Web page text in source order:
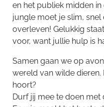
en het publiek midden
jungle moet je slim,
overleven! Gelukkig
voor, want jullie hulp is
Samen gaan we op
wereld van wilde
hoort?
Durf jij mee te doen met